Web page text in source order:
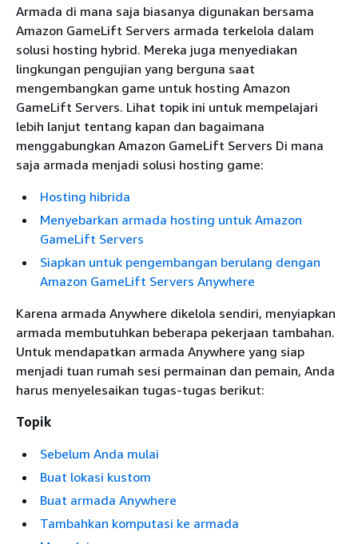
Armada di mana saja biasanya digunakan bersama
Amazon GameLift Servers armada terkelola dalam
solusi hosting hybrid. Mereka juga menyediakan
lingkungan pengujian yang berguna saat
mengembangkan game untuk hosting Amazon
GameLift Servers. Lihat topik ini untuk mempelajari
lebih lanjut tentang kapan dan bagaimana
menggabungkan Amazon GameLift Servers Di mana
saja armada menjadi solusi hosting game:
Hosting hibrida
Menyebarkan armada hosting untuk Amazon
GameLift Servers
Siapkan untuk pengembangan berulang dengan
Amazon GameLift Servers Anywhere
Karena armada Anywhere dikelola sendiri, menyiapkan
armada membutuhkan beberapa pekerjaan tambahan.
Untuk mendapatkan armada Anywhere yang siap
menjadi tuan rumah sesi permainan dan pemain, Anda
harus menyelesaikan tugas-tugas berikut:
Topik
Sebelum Anda mulai
Buat lokasi kustom
Buat armada Anywhere
Tambahkan komputasi ke armada